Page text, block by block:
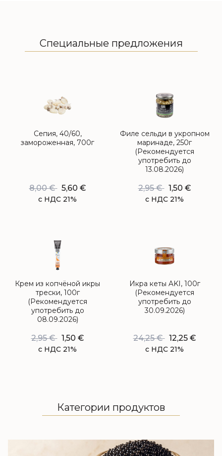
Специальные предложения
Сепия, 40/60,
замороженная, 700г
8,00€ 5,60 €
с НДС 21%
Филе сельди в укропном
маринаде, 250г
(Рекомендуется
употребить до
13.08.2026)
2,95€ 1,50 €
с НДС 21%
Крем из копчёной икры
трески, 100г
(Рекомендуется
употребить до
08.09.2026)
2,95€ 1,50 €
с НДС 21%
Икра кеты AKI, 100г
(Рекомендуется
употребить до
30.09.2026)
24,25€ 12,25 €
с НДС 21%
Категории продуктов